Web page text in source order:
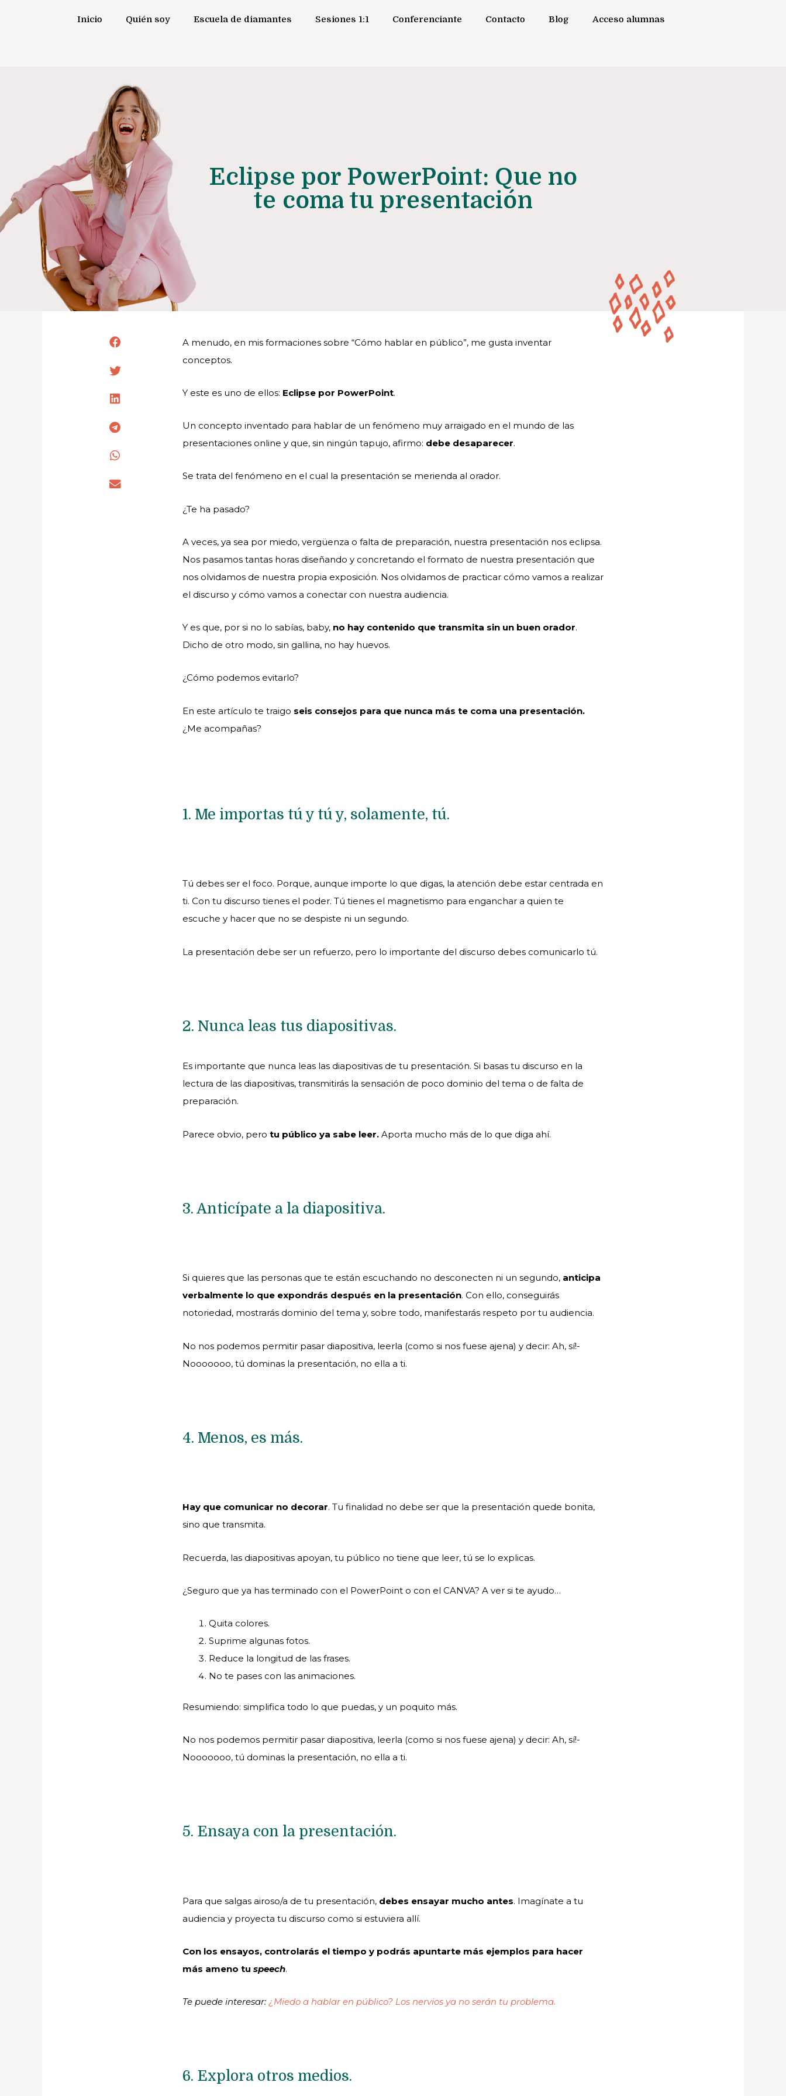
Inicio Quién soy Escuela de diamantes Sesiones 1:1 Conferenciante Contacto Blog Acceso alumnas
Eclipse por PowerPoint: Que no
te coma tu presentación
A menudo, en mis formaciones sobre “Cómo hablar en público”, me gusta inventar
conceptos.
Y este es uno de ellos: Eclipse por PowerPoint.
Un concepto inventado para hablar de un fenómeno muy arraigado en el mundo de las
presentaciones online y que, sin ningún tapujo, afirmo: debe desaparecer.
Se trata del fenómeno en el cual la presentación se merienda al orador.
¿Te ha pasado?
A veces, ya sea por miedo, vergüenza o falta de preparación, nuestra presentación nos eclipsa.
Nos pasamos tantas horas diseñando y concretando el formato de nuestra presentación que
nos olvidamos de nuestra propia exposición. Nos olvidamos de practicar cómo vamos a realizar
el discurso y cómo vamos a conectar con nuestra audiencia.
Y es que, por si no lo sabías, baby, no hay contenido que transmita sin un buen orador.
Dicho de otro modo, sin gallina, no hay huevos.
¿Cómo podemos evitarlo?
En este artículo te traigo seis consejos para que nunca más te coma una presentación.
¿Me acompañas?
1. Me importas tú y tú y, solamente, tú.
Tú debes ser el foco. Porque, aunque importe lo que digas, la atención debe estar centrada en
ti. Con tu discurso tienes el poder. Tú tienes el magnetismo para enganchar a quien te
escuche y hacer que no se despiste ni un segundo.
La presentación debe ser un refuerzo, pero lo importante del discurso debes comunicarlo tú.
2. Nunca leas tus diapositivas.
Es importante que nunca leas las diapositivas de tu presentación. Si basas tu discurso en la
lectura de las diapositivas, transmitirás la sensación de poco dominio del tema o de falta de
preparación.
Parece obvio, pero tu público ya sabe leer. Aporta mucho más de lo que diga ahí.
3. Anticípate a la diapositiva.
Si quieres que las personas que te están escuchando no desconecten ni un segundo, anticipa
verbalmente lo que expondrás después en la presentación. Con ello, conseguirás
notoriedad, mostrarás dominio del tema y, sobre todo, manifestarás respeto por tu audiencia.
No nos podemos permitir pasar diapositiva, leerla (como si nos fuese ajena) y decir: Ah, sí!-
Nooooooo, tú dominas la presentación, no ella a ti.
4. Menos, es más.
Hay que comunicar no decorar. Tu finalidad no debe ser que la presentación quede bonita,
sino que transmita.
Recuerda, las diapositivas apoyan, tu público no tiene que leer, tú se lo explicas.
¿Seguro que ya has terminado con el PowerPoint o con el CANVA? A ver si te ayudo…
Quita colores.
Suprime algunas fotos.
Reduce la longitud de las frases.
No te pases con las animaciones.
Resumiendo: simplifica todo lo que puedas, y un poquito más.
No nos podemos permitir pasar diapositiva, leerla (como si nos fuese ajena) y decir: Ah, sí!-
Nooooooo, tú dominas la presentación, no ella a ti.
5. Ensaya con la presentación.
Para que salgas airoso/a de tu presentación, debes ensayar mucho antes. Imagínate a tu
audiencia y proyecta tu discurso como si estuviera allí.
Con los ensayos, controlarás el tiempo y podrás apuntarte más ejemplos para hacer
más ameno tu speech.
Te puede interesar: ¿Miedo a hablar en público? Los nervios ya no serán tu problema.
6. Explora otros medios.